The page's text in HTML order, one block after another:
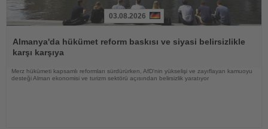
Oku
03.08.2026
Almanya'da hükümet reform baskısı ve siyasi belirsizlikle
karşı karşıya
Merz hükümeti kapsamlı reformları sürdürürken, AfD'nin yükselişi ve zayıflayan kamuoyu
desteği Alman ekonomisi ve turizm sektörü açısından belirsizlik yaratıyor